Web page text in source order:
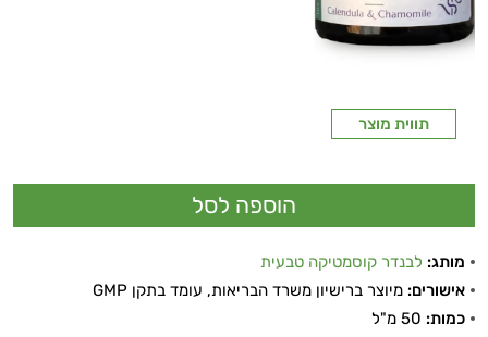
תווית מוצר
מותג: לבנדר קוסמטיקה טבעית
אישורים: מיוצר ברישיון משרד הבריאות, עומד בתקן GMP
כמות: